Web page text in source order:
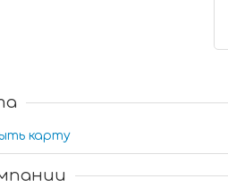
карту